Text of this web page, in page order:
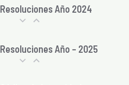
Resoluciones Año 2024
Resoluciones Año – 2025